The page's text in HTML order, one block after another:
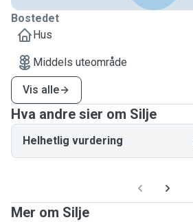
Bostedet
Hus
Middels uteområde
Vis alle
Hva andre sier om Silje
Helhetlig vurdering
Mer om Silje